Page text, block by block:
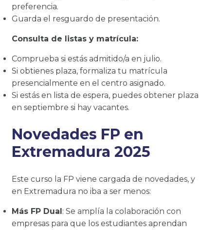
preferencia.
Guarda el resguardo de presentación.
Consulta de listas y matrícula:
Comprueba si estás admitido/a en julio.
Si obtienes plaza, formaliza tu matrícula
presencialmente en el centro asignado.
Si estás en lista de espera, puedes obtener plaza
en septiembre si hay vacantes.
Novedades FP en
Extremadura 2025
Este curso la FP viene cargada de novedades, y
en Extremadura no iba a ser menos:
Más FP Dual: Se amplía la colaboración con
empresas para que los estudiantes aprendan